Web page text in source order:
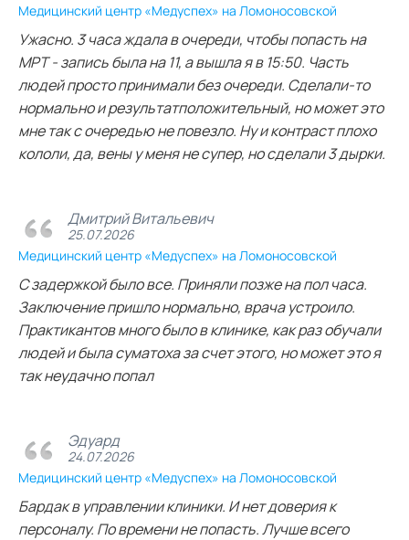
Медицинский центр «Медуспех» на Ломоносовской
Ужасно. 3 часа ждала в очереди, чтобы попасть на
МРТ - запись была на 11, а вышла я в 15:50. Часть
людей просто принимали без очереди. Сделали-то
нормально и результатположительный, но может это
мне так с очередью не повезло. Ну и контраст плохо
кололи, да, вены у меня не супер, но сделали 3 дырки.
Дмитрий Витальевич
25.07.2026
Медицинский центр «Медуспех» на Ломоносовской
С задержкой было все. Приняли позже на пол часа.
Заключение пришло нормально, врача устроило.
Практикантов много было в клинике, как раз обучали
людей и была суматоха за счет этого, но может это я
так неудачно попал
Эдуард
24.07.2026
Медицинский центр «Медуспех» на Ломоносовской
Бардак в управлении клиники. И нет доверия к
персоналу. По времени не попасть. Лучше всего